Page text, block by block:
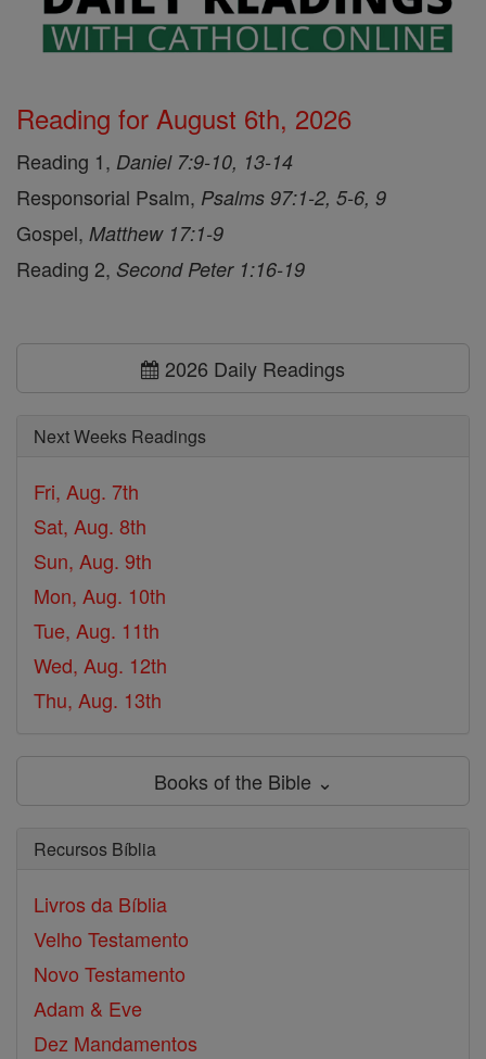
Reading for August 6th, 2026
Reading 1, Daniel 7:9-10, 13-14
Responsorial Psalm, Psalms 97:1-2, 5-6, 9
Gospel, Matthew 17:1-9
Reading 2, Second Peter 1:16-19
2026 Daily Readings
Next Weeks Readings
Fri, Aug. 7th
Sat, Aug. 8th
Sun, Aug. 9th
Mon, Aug. 10th
Tue, Aug. 11th
Wed, Aug. 12th
Thu, Aug. 13th
Books of the Bible ⌄
Recursos Bíblia
Livros da Bíblia
Velho Testamento
Novo Testamento
Adam & Eve
Dez Mandamentos